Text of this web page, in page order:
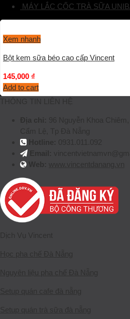
MÁY LẮC CỐC TRÀ SỮA
Xem nhanh
Bột kem sữa béo cao cấp Vincent
145,000 ₫
Add to cart